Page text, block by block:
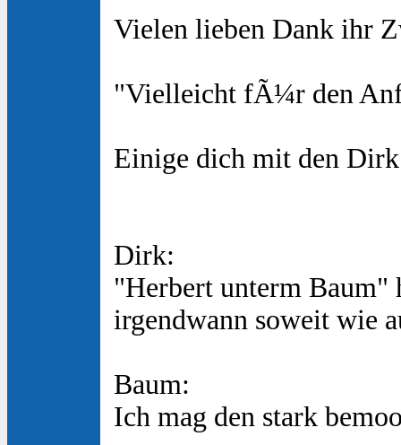
Vielen lieben Dank ihr
"Vielleicht fÃ¼r den
Einige dich mit den
Dirk:
"Herbert unterm Baum"
irgendwann soweit wie
Baum:
Ich mag den stark